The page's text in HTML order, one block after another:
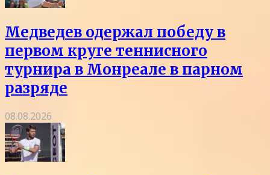
Медведев одержал победу в
первом круге теннисного
турнира в Монреале в парном
разряде
08.08.2026